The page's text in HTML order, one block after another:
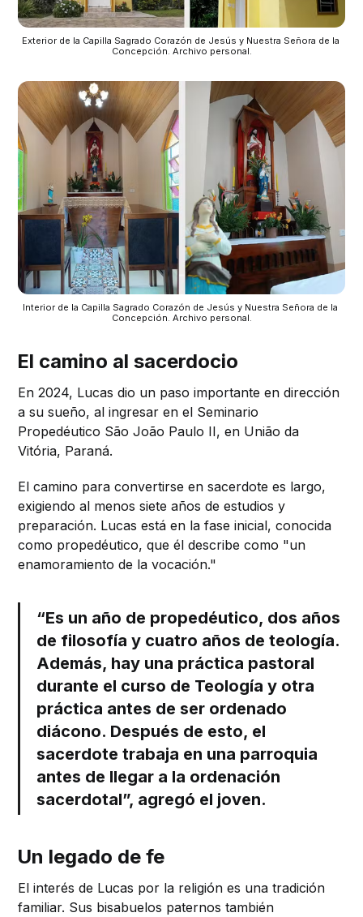
Exterior de la Capilla Sagrado Corazón de Jesús y Nuestra Señora de la
Concepción. Archivo personal.
Interior de la Capilla Sagrado Corazón de Jesús y Nuestra Señora de la
Concepción. Archivo personal.
El camino al sacerdocio
En 2024, Lucas dio un paso importante en dirección
a su sueño, al ingresar en el Seminario
Propedéutico São João Paulo II, en União da
Vitória, Paraná.
El camino para convertirse en sacerdote es largo,
exigiendo al menos siete años de estudios y
preparación. Lucas está en la fase inicial, conocida
como propedéutico, que él describe como "un
enamoramiento de la vocación."
“Es un año de propedéutico, dos años
de filosofía y cuatro años de teología.
Además, hay una práctica pastoral
durante el curso de Teología y otra
práctica antes de ser ordenado
diácono. Después de esto, el
sacerdote trabaja en una parroquia
antes de llegar a la ordenación
sacerdotal”, agregó el joven.
Un legado de fe
El interés de Lucas por la religión es una tradición
familiar. Sus bisabuelos paternos también